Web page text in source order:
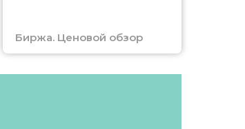
Биржа. Ценовой обзор